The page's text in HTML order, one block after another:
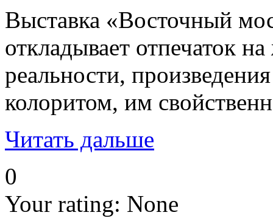
Выставка «Восточный
откладывает отпечаток
реальности,
колоритом, им
Читать дальше
0
Your rating: None